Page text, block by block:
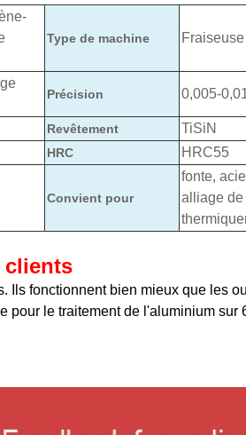
Type de machine Fraiseuse
Précision 0,005-
Revêtement TiSiN
HRC HRC55
Convient pour
fonte,
alliage de
clients
Ils fonctionnent bien mieux que les
pour le traitement de l'aluminium sur